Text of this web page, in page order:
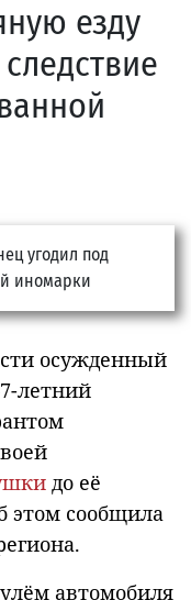
езду
осужденный
летний
до её
этом сообщила
автомобиля